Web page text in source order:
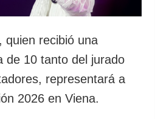
SERVICIOS
Suscripción
Banco de
imágenes
quien recibió una
de 10 tanto del jurado
representará a
2026 en Viena.